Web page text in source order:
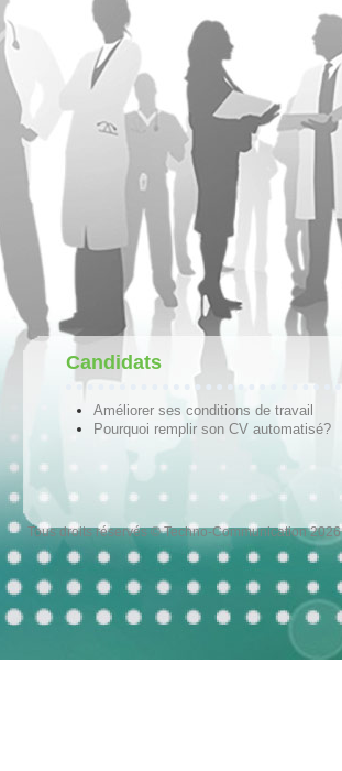
Candidats
Améliorer ses conditions de travail
Pourquoi remplir son CV automatisé?
Tous droits réservés © Techno-Communication 2026